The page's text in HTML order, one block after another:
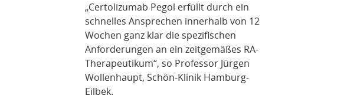
„Certolizumab Pegol erfüllt durch ein
schnelles Ansprechen innerhalb von 12
Wochen ganz klar die spezifischen
Anforderungen an ein zeitgemäßes RA-
Therapeutikum“, so Professor Jürgen
Wollenhaupt, Schön-Klinik Hamburg-
Eilbek.